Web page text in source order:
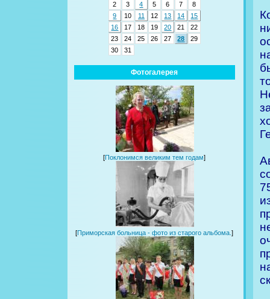
2
3 4 5 6 7
8
9
10 11 12 13 14
15
16
17 18 19 20 21
22
23
24 25 26 27 28
29
30
31
Фотогалерея
[Поклонимся великим тем годам]
[Приморская больница - фото из старого альбома.]